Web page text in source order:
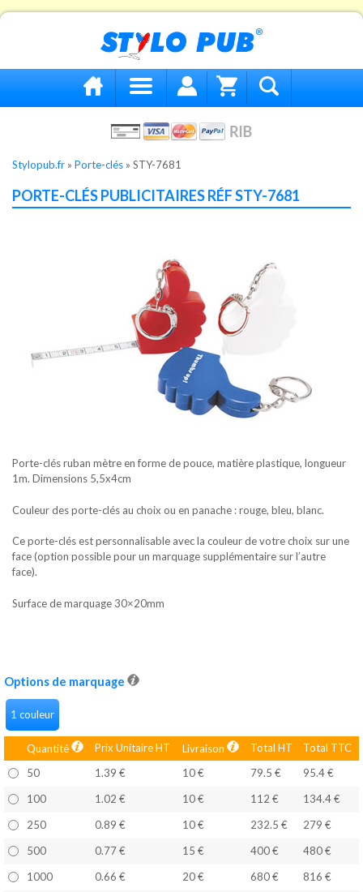
Stylopub.fr » Porte-clés » STY-7681
PORTE-CLÉS PUBLICITAIRES RÉF STY-7681
Porte-clés ruban mètre en forme de pouce, matière plastique, longueur
1m. Dimensions 5,5x4cm
Couleur des porte-clés au choix ou en panache : rouge, bleu, blanc.
Ce porte-clés est personnalisable avec la couleur de votre choix sur une
face (option possible pour un marquage supplémentaire sur l’autre
face).
Surface de marquage 30×20mm
Options de marquage
1 couleur
Quantité Prix Unitaire HT Livraison Total HT
Total TTC
50
1.39 € 10 € 79.5 €
95.4 €
100
1.02 € 10 € 112 €
134.4 €
250
0.89 € 10 € 232.5 €
279 €
500
0.77 € 15 € 400 €
480 €
1000
0.66 € 20 € 680 €
816 €